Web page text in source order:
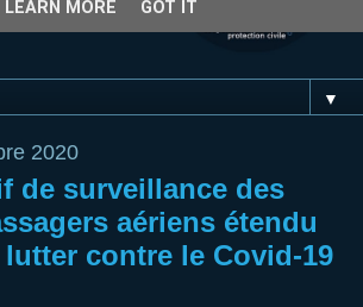
▼
2020
de surveillance des
aériens étendu
contre le Covid-19
LEARN MORE GOT IT